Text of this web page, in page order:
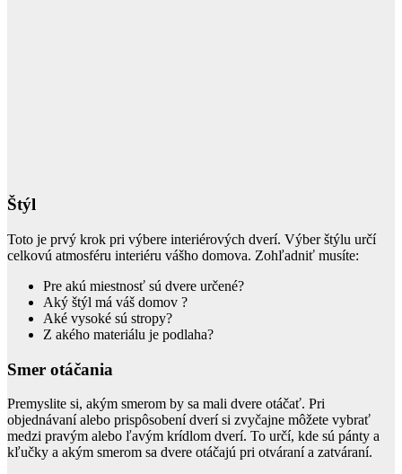
Štýl
Toto je prvý krok pri výbere interiérových dverí. Výber štýlu určí
celkovú atmosféru interiéru vášho domova. Zohľadniť musíte:
Pre akú miestnosť sú dvere určené?
Aký štýl má váš domov ?
Aké vysoké sú stropy?
Z akého materiálu je podlaha?
Smer otáčania
Premyslite si, akým smerom by sa mali dvere otáčať. Pri
objednávaní alebo prispôsobení dverí si zvyčajne môžete vybrať
medzi pravým alebo ľavým krídlom dverí. To určí, kde sú pánty a
kľučky a akým smerom sa dvere otáčajú pri otváraní a zatváraní.